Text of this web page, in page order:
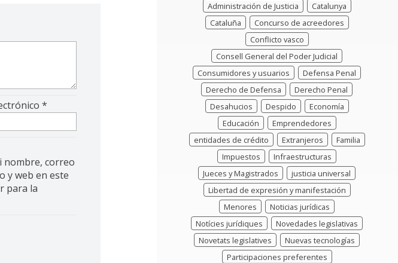
*
nombre, correo
y web en este
para la
Administración de Justicia
Catalunya
Cataluña
Concurso de acreedores
Conflicto vasco
Consell General del Poder Judicial
Consumidores y usuarios
Defensa Penal
Derecho de Defensa
Derecho Penal
Desahucios
Despido
Economía
Educación
Emprendedores
entidades de crédito
Extranjeros
Familia
Impuestos
Infraestructuras
Jueces y Magistrados
justicia universal
Libertad de expresión y manifestación
Menores
Noticias jurídicas
Notícies jurídiques
Novedades legislativas
Novetats legislatives
Nuevas tecnologías
Participaciones preferentes